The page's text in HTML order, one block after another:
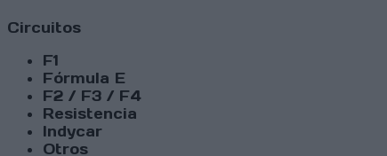
Circuitos
F1
Fórmula E
F2 / F3 / F4
Resistencia
Indycar
Otros